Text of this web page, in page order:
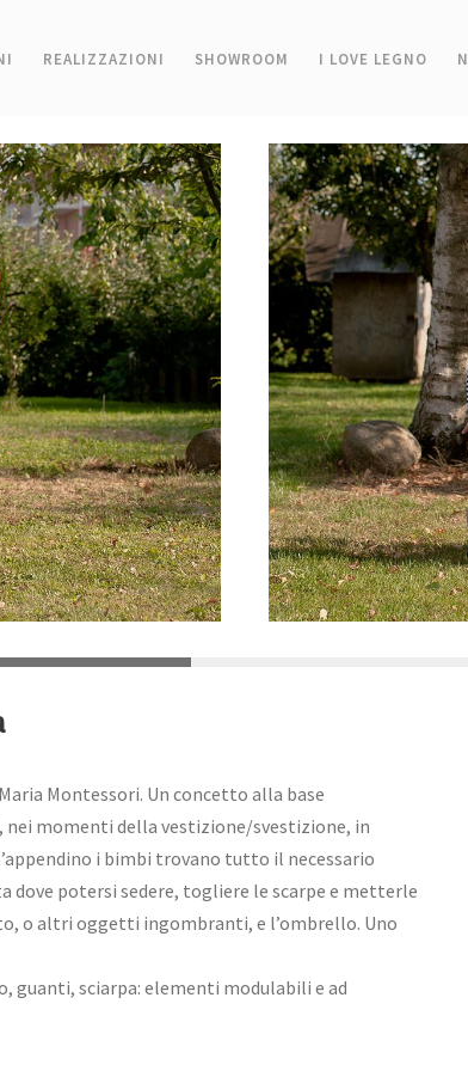
REALIZZAZIONI SHOWROOM I LOVE LEGNO
Montessori. Un concetto alla base
nei momenti della vestizione/svestizione, in
i bimbi trovano tutto il necessario
dove potersi sedere, togliere le scarpe e metterle
o altri oggetti ingombranti, e l’ombrello. Uno
guanti, sciarpa: elementi modulabili e ad